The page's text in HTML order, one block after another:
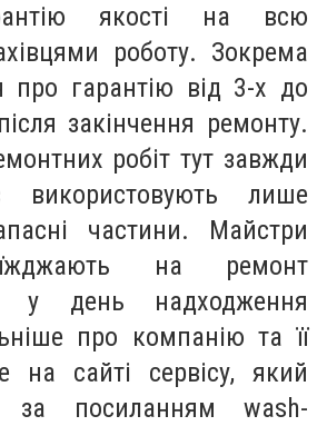
якості на всю
роботу. Зокрема
про гарантію від 3-х до
закінчення ремонту.
робіт тут завжди
використовують лише
частини. Майстри
на ремонт
у день надходження
про компанію та її
на сайті сервісу, який
за посиланням wash-